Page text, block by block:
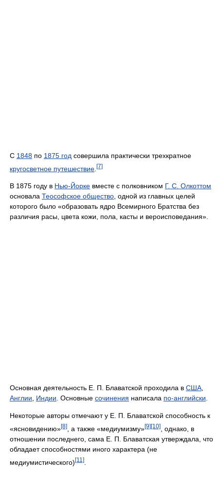
С 1848 по 1875 год совершила практически трехкратное
кругосветное путешествие [7]
В 1875 году в Нью-Йорке вместе с полковником Г. С. Олкоттом
основала Теософское общество, одной из главных целей
которого было «образовать ядро Всемирного Братства без
различия расы, цвета кожи, пола, касты и вероисповедания».
Основная деятельность Е. П. Блаватской проходила в США,
Англии, Индии. Основные сочинения написала по-английски.
Некоторые авторы отмечают у Е. П. Блаватской способность к
«ясновидению»[8] , а также «медиумизму»[9] [10]
, однако, в
отношении последнего, сама Е. П. Блаватская утверждала, что
обладает способностями иного характера (не
медиумистического)[11]